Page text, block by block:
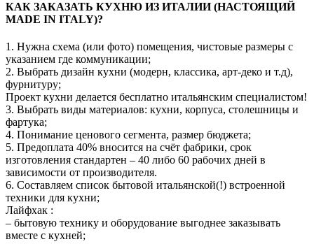
КАК ЗАКАЗАТЬ КУХНЮ ИЗ ИТАЛИИ (НАСТОЯЩИЙ
MADE IN ITALY)?
1. Нужна схема (или фото) помещения, чистовые размеры с
указанием где коммуникации;
2. Выбрать дизайн кухни (модерн, классика, арт-деко и т.д),
фурнитуру;
Проект кухни делается бесплатно итальянским специалистом!
3. Выбрать виды материалов: кухни, корпуса, столешницы и
фартука;
4. Понимание ценового сегмента, размер бюджета;
5. Предоплата 40% вносится на счёт фабрики, срок
изготовления стандартен – 40 либо 60 рабочих дней в
зависимости от производителя.
6. Составляем список бытовой итальянской(!) встроенной
техники для кухни;
Лайфхак :
– бытовую технику и оборудование выгоднее заказывать
вместе с кухней;